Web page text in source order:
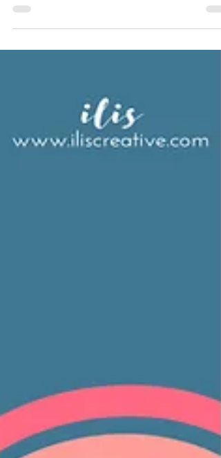
sole, di ombra leggera e libri da leggere. Le